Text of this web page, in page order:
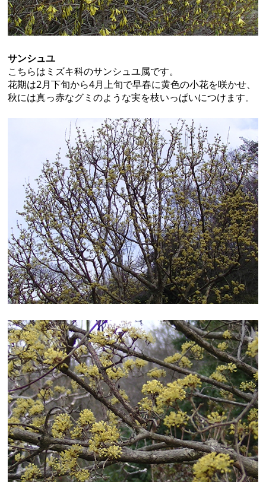
サンシュユ
こちらはミズキ科のサンシュユ属です。
花期は2月下旬から4月上旬で早春に黄色の小花を咲かせ、
秋には真っ赤なグミのような実を枝いっぱいにつけます。